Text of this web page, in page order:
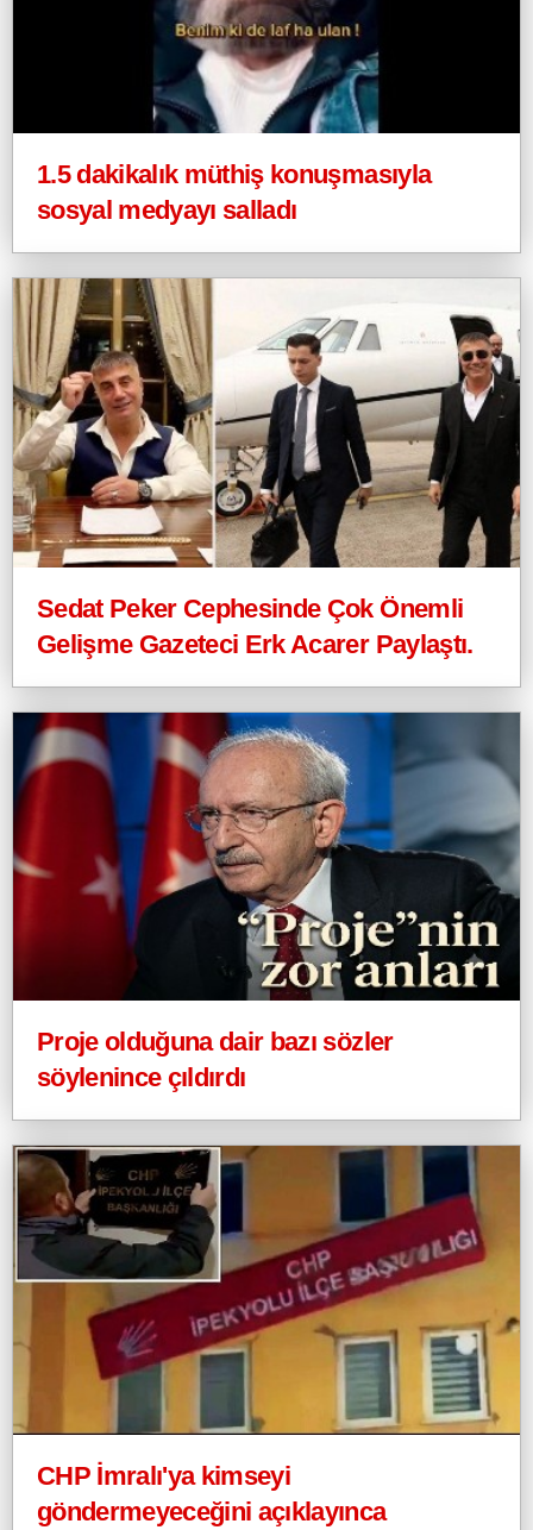
1.5 dakikalık müthiş konuşmasıyla
sosyal medyayı salladı
Sedat Peker Cephesinde Çok Önemli
Gelişme Gazeteci Erk Acarer Paylaştı.
Proje olduğuna dair bazı sözler
söylenince çıldırdı
CHP İmralı'ya kimseyi
göndermeyeceğini açıklayınca